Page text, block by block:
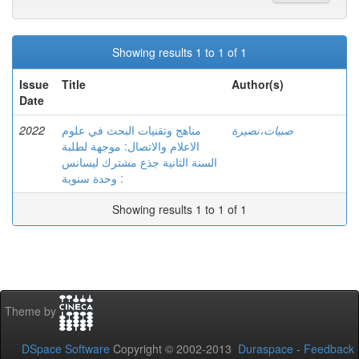
Showing results 1 to 1 of 1
Issue
Date
Title Author(s)
2022
مناهج وتقنيات البحث في علوم
الاعلام والاتصال: موجهة لطلبة
السنة الثانية جذع مشترك ليسانس
: وحدة سنوية
صبيات،نصيرة
Showing results 1 to 1 of 1
Theme by
DSpace Software Copyright © 2002-2013 Duraspace - Feedback